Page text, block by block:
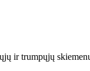
ir trumpųjų